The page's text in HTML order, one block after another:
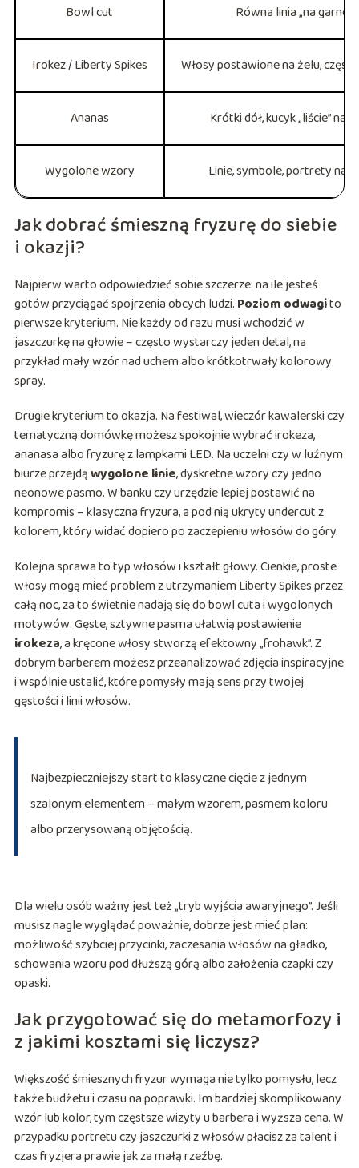
Bowl cut Równa linia „na garnek”
Irokez / Liberty Spikes Włosy postawione na żelu,
Ananas Krótki dół, kucyk „liście” na
Wygolone wzory Linie, symbole, portrety na
Jak dobrać śmieszną fryzurę do siebie
i okazji?
Najpierw warto odpowiedzieć sobie szczerze: na ile jesteś
gotów przyciągać spojrzenia obcych ludzi. Poziom odwagito
pierwsze kryterium. Nie każdy od razu musi wchodzić w
jaszczurkę na głowie – często wystarczy jeden detal, na
przykład mały wzór nad uchem albo krótkotrwały kolorowy
spray.
Drugie kryterium to okazja. Na festiwal, wieczór kawalerski czy
tematyczną domówkę możesz spokojnie wybrać irokeza,
ananasa albo fryzurę z lampkami LED. Na uczelni czy w luźnym
biurze przejdąwygolone linie, dyskretne wzory czy jedno
neonowe pasmo. W banku czy urzędzie lepiej postawić na
kompromis – klasyczna fryzura, a pod nią ukryty undercut z
kolorem, który widać dopiero po zaczepieniu włosów do góry.
Kolejna sprawa to typ włosów i kształt głowy. Cienkie, proste
włosy mogą mieć problem z utrzymaniem Liberty Spikes przez
całą noc, za to świetnie nadają się do bowl cuta i wygolonych
motywów. Gęste, sztywne pasma ułatwią postawienie
irokeza, a kręcone włosy stworzą efektowny „frohawk”. Z
dobrym barberem możesz przeanalizować zdjęcia inspiracyjne
i wspólnie ustalić, które pomysły mają sens przy twojej
gęstości i linii włosów.
Najbezpieczniejszy start to klasyczne cięcie z jednym
szalonym elementem – małym wzorem, pasmem koloru
albo przerysowaną objętością.
Dla wielu osób ważny jest też „tryb wyjścia awaryjnego”. Jeśli
musisz nagle wyglądać poważnie, dobrze jest mieć plan:
możliwość szybciej przycinki, zaczesania włosów na gładko,
schowania wzoru pod dłuższą górą albo założenia czapki czy
opaski.
Jak przygotować się do metamorfozy i
z jakimi kosztami się liczysz?
Większość śmiesznych fryzur wymaga nie tylko pomysłu, lecz
także budżetu i czasu na poprawki. Im bardziej skomplikowany
wzór lub kolor, tym częstsze wizyty u barbera i wyższa cena. W
przypadku portretu czy jaszczurki z włosów płacisz za talent i
czas fryzjera prawie jak za małą rzeźbę.